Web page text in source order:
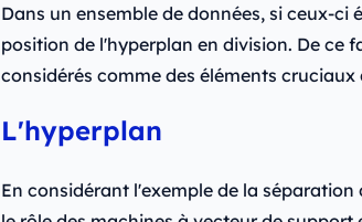
Dans un ensemble de données, si ceux-
position de l'hyperplan en division. De ce
considérés comme des éléments
L'hyperplan
En considérant l'exemple de la